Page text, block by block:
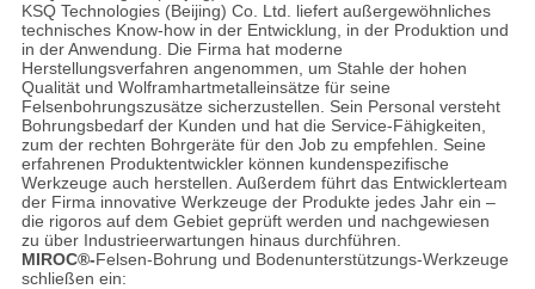
KSQ Technologies (Beijing) Co. Ltd. liefert außergewöhnliches
technisches Know-how in der Entwicklung, in der Produktion und
in der Anwendung. Die Firma hat moderne
Herstellungsverfahren angenommen, um Stahle der hohen
Qualität und Wolframhartmetalleinsätze für seine
Felsenbohrungszusätze sicherzustellen. Sein Personal versteht
Bohrungsbedarf der Kunden und hat die Service-Fähigkeiten,
zum der rechten Bohrgeräte für den Job zu empfehlen. Seine
erfahrenen Produktentwickler können kundenspezifische
Werkzeuge auch herstellen. Außerdem führt das Entwicklerteam
der Firma innovative Werkzeuge der Produkte jedes Jahr ein –
die rigoros auf dem Gebiet geprüft werden und nachgewiesen
zu über Industrieerwartungen hinaus durchführen.
MIROC®-Felsen-Bohrung und Bodenunterstützungs-Werkzeuge
schließen ein: